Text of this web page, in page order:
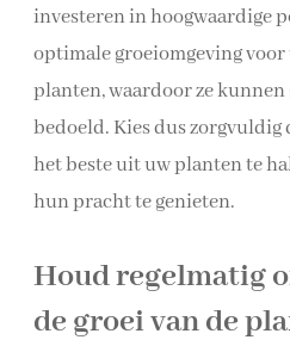
investeren in hoogwaardige
optimale groeiomgeving
planten, waardoor ze
bedoeld. Kies dus
het beste uit uw planten te
hun pracht te genieten.
Houd regelmatig
de groei van de